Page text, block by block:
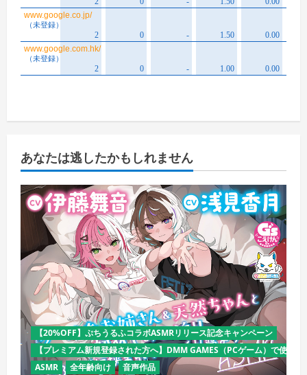
あなたは逃したかもしれません
【20%OFF】ぷちうるふコラボASMRリリース記念キャンペーン
【プレミアム新規登録された方へ】DMM GAMES（PCゲーム）で使え
ASMR
全年齢向け 音声作品